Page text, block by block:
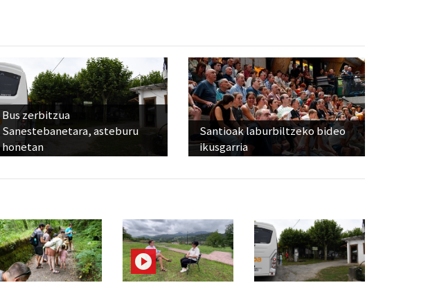
Bus zerbitzua
Sanestebanetara, asteburu
honetan
Santioak laburbiltzeko bideo
ikusgarria